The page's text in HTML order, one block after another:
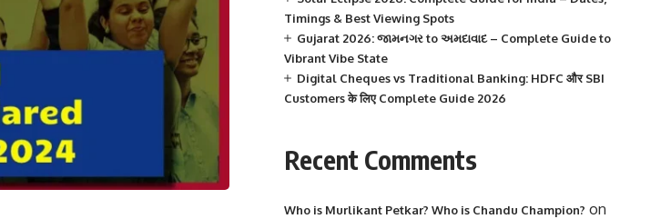
Timings & Best Viewing Spots
Gujarat 2026: જામનગર to અમદાવાદ – Complete Guide to
Vibrant Vibe State
Digital Cheques vs Traditional Banking: HDFC और SBI
Customers के लिए Complete Guide 2026
Recent Comments
Who is Murlikant Petkar? Who is Chandu Champion? on